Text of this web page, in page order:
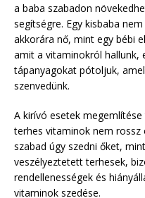
a baba szabadon
segítségre. Egy kisbaba
akkorára nő, mint egy bébi
amit a vitaminokról hallunk,
tápanyagokat pótoljuk,
szenvedünk.
A kirívó esetek
terhes vitaminok nem rossz
szabad úgy szedni őket,
veszélyeztetett terhesek,
rendellenességek és
vitaminok szedése.